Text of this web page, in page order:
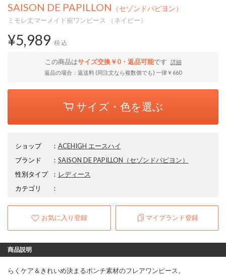
SAISON DE PAPILLON （セゾンドパピヨン）
ミモレ丈マーメイド裾ワンピース （ネイビー）
¥5,989 税込
この商品はサイズ交換￥0・返品可能です
詳細
返品の場合：返送料 (同注文なら複数個でも) 一律￥660
サイズ・色を選ぶ
ショップ ： ACEHIGH エースハイ
ブランド
： SAISON DE PAPILLON （セゾンドパピヨン）
性別タイプ
： レディース
カテゴリ
：
お気に入り登録 マイブランド登録
商品説明
らくケア＆きれいめ決まるポンチ素材のフレアワンピース。